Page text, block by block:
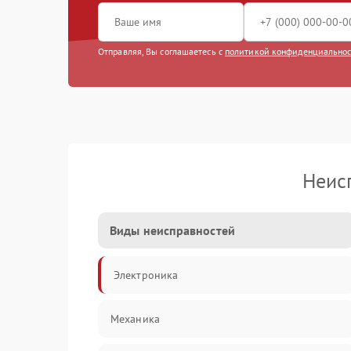
Отправляя, Вы соглашаетесь с политикой
Виды неисправностей
Электроника
Механика